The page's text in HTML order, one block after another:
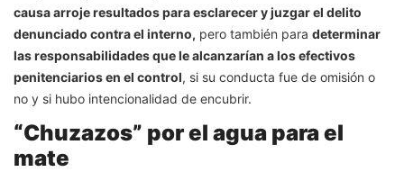
causa arroje resultados para esclarecer y juzgar el delito
denunciado contra el interno, pero también para determinar
las responsabilidades que le alcanzarían a los efectivos
penitenciarios en el control, si su conducta fue de omisión o
no y si hubo intencionalidad de encubrir.
“Chuzazos” por el agua para el
mate